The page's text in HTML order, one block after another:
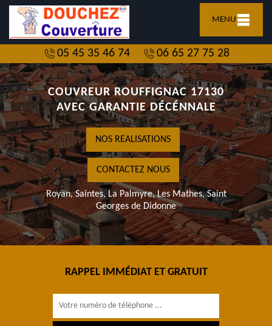
MENU
05 45 35 46 74 06 65 27 75 28
COUVREUR ROUFFIGNAC 17130
AVEC GARANTIE DÉCÉNNALE
NOS REALISATIONS
CONTACTEZ NOUS
Royan, Saintes, La Palmyre, Les Mathes, Saint
Georges de Didonne
RAPPEL IMMÉDIAT ET GRATUIT